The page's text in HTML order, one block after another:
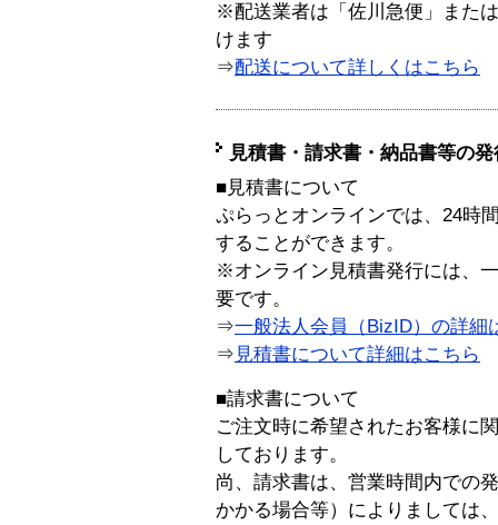
※配送業者は「佐川急便」また
けます
⇒配送について詳しくはこちら
見積書・請求書・納品書等の
■見積書について
ぷらっとオンラインでは、24時
することができます。
※オンライン見積書発行には、
要です。
⇒一般法人会員（BizID）の詳細
⇒ 見積書について詳細はこちら
■請求書について
ご注文時に希望されたお客様に
しております。
尚、請求書は、営業時間内での
かかる場合等）によりましては